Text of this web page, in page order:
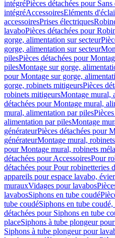
intégréPièces détachées pour Sans
intégréAccessoiresEléments
accessoiresPrises électriques
lavaboPièces détachées pour
gorge, alimentation sur secteur
gorge, alimentation sur secteur
pilesPièces détachées pour
pilesMontage sur gorge,
pour Montage sur gorge,
gorge, robinets mitigeursPièces
robinets mitigeursMontage mural,
détachées pour Montage mural,
mural, alimentation par piles
alimentation par pilesMontage
générateurPièces détachées pour
générateurMontage mural,
pour Montage mural, robinets
détachées pour AccessoiresPour
détachées pour Pour robinetteries
appareils pour espace lavabo,
murauxVidages pour lavabos
lavabosSiphons en tube coudé
tube coudéSiphons en tube
détachées pour Siphons en tube
placeSiphons à tube plongeur
Siphons à tube plongeur pour